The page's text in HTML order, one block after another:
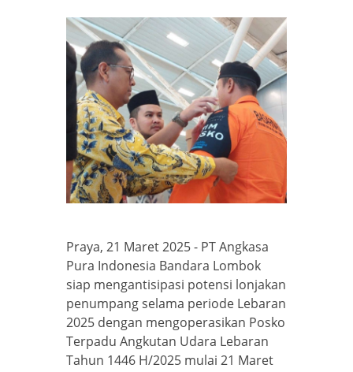
Praya, 21 Maret 2025 - PT Angkasa
Pura Indonesia Bandara Lombok
siap mengantisipasi potensi lonjakan
penumpang selama periode Lebaran
2025 dengan mengoperasikan Posko
Terpadu Angkutan Udara Lebaran
Tahun 1446 H/2025 mulai 21 Maret